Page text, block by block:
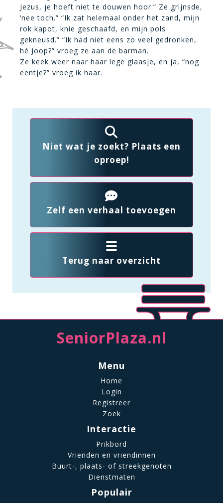
Jezus, je hoeft niet te douwen hoor.” Ze grijnsde,
‘nee toch.” “Ik zat helemaal onder het zand, mijn
rok kapot, knie geschaafd, en mijn pols
gekneusd.” “Ik had niet eens zo veel gedronken,
hé Joop?” vroeg ze aan de barman.
Ze keek weer naar haar lege glaasje, en ja, “nog
eentje?” vroeg ik haar.
Niet wat je zoekt? Plaats een
oproep!
Zelf een verhaal toevoegen
Terug naar overzicht
SeniorPlaza.nl
Menu
Home
Login
Registreer
Zoek
Interactie
Prikbord
Vrienden en vriendinnen
Buurt-, plaats- of streekgenoten
Dienstmaten
Populair